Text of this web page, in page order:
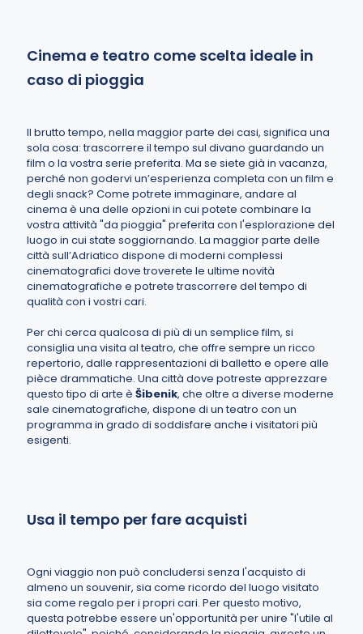
Cinema e teatro come scelta ideale in
caso di pioggia
Il brutto tempo, nella maggior parte dei casi, significa una
sola cosa: trascorrere il tempo sul divano guardando un
film o la vostra serie preferita. Ma se siete già in vacanza,
perché non godervi un’esperienza completa con un film e
degli snack? Come potrete immaginare, andare al
cinema è una delle opzioni in cui potete combinare la
vostra attività "da pioggia" preferita con l'esplorazione del
luogo in cui state soggiornando. La maggior parte delle
città sull’Adriatico dispone di moderni complessi
cinematografici dove troverete le ultime novità
cinematografiche e potrete trascorrere del tempo di
qualità con i vostri cari.
Per chi cerca qualcosa di più di un semplice film, si
consiglia una visita al teatro, che offre sempre un ricco
repertorio, dalle rappresentazioni di balletto e opere alle
pièce drammatiche. Una città dove potreste apprezzare
questo tipo di arte è Šibenik, che oltre a diverse moderne
sale cinematografiche, dispone di un teatro con un
programma in grado di soddisfare anche i visitatori più
esigenti.
Usa il tempo per fare acquisti
Ogni viaggio non può concludersi senza l'acquisto di
almeno un souvenir, sia come ricordo del luogo visitato
sia come regalo per i propri cari. Per questo motivo,
questa potrebbe essere un'opportunità per unire "l'utile al